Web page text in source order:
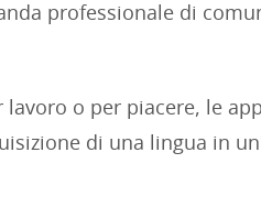
professionale di
lavoro o per piacere, le
di una lingua in